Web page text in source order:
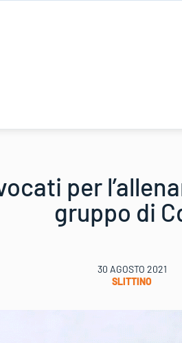
per
gruppo di
30 AGOSTO 2021
SLITTINO